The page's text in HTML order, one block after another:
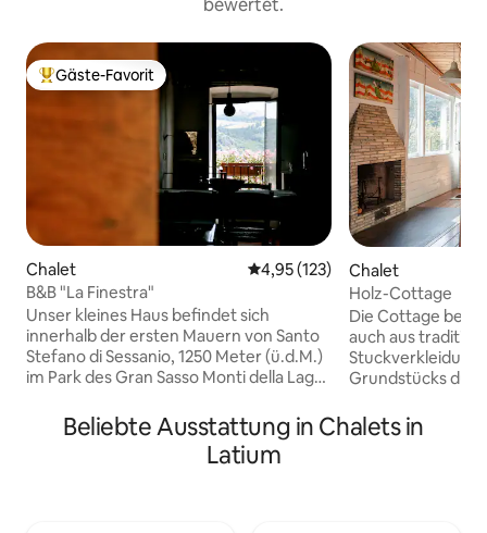
bewertet.
Beliebter Gäste-Favorit.
Gäste-Favorit
Chalet Durchschnittliche Bewertung:
4,95 (123)
B&B "La Finestra"
Unser kleines Haus befindet sich
innerhalb der ersten Mauern von Santo
Stefano di Sessanio, 1250 Meter (ü.d.M.)
im Park des Gran Sasso Monti della Laga.
großen Raum mit einem großen und
alten Steinkamin sowie eine komfortable
Einbauküche, die Ihnen zur Verfügung
Chalet
Holz-Cottage
Die Cottage
auch aus
Stuckverkleidung.
Grundstücks
zentralen Raum
Balken, einen
Beliebte Ausstattung in Chalets in
Latium